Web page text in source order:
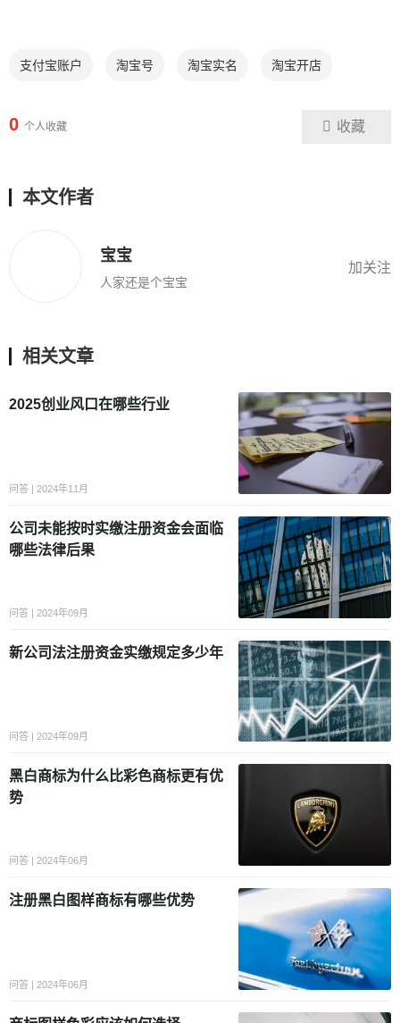
支付宝账户 淘宝号 淘宝实名 淘宝开店
0 个人收藏 收藏
本文作者
宝宝
人家还是个宝宝
加关注
相关文章
2025创业风口在哪些行业
问答 | 2024年11月
公司未能按时实缴注册资金会面临
哪些法律后果
问答 | 2024年09月
新公司法注册资金实缴规定多少年
问答 | 2024年09月
黑白商标为什么比彩色商标更有优
势
问答 | 2024年06月
注册黑白图样商标有哪些优势
问答 | 2024年06月